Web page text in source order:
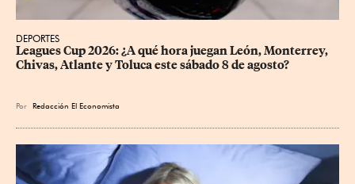
DEPORTES
Leagues Cup 2026: ¿A qué hora juegan León, Monterrey,
Chivas, Atlante y Toluca este sábado 8 de agosto?
Por Redacción El Economista